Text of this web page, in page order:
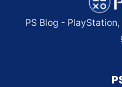
PS Blog -